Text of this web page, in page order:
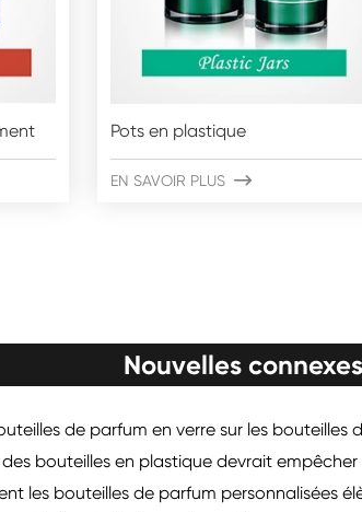
Pots en plastique
EN SAVOIR PLUS 
Nouvelles connexes
de parfum en verre sur les bouteilles
bouteilles en plastique devrait
les bouteilles de parfum personnalisées